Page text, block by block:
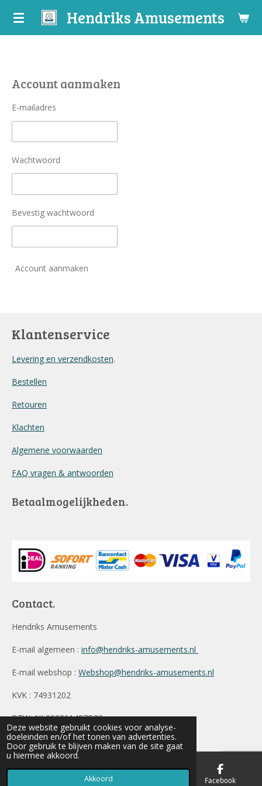
Deze website gebruikt cookies voor analyse-
doeleinden en/of het tonen van advertenties.
Door gebruik te blijven maken van de site gaat
u hiermee akkoord.
Akkoord
Ga
Hendriks Amusements
Account aanmaken
E-mailadres
Wachtwoord
Bevestig wachtwoord
Account aanmaken
Klantenservice
Levering en verzendkosten.
Bestellen
Retouren
Klachten
Algemene voorwaarden
FAQ vragen & antwoorden
Betaalmogelijkheden.
Contact.
Hendriks Amusements
E-mail algemeen : info@hendriks-amusements.nl
E-mail webshop : Webshop@hendriks-amusements.nl
KVK : 74931202
BTW: NL002211487B23
© 2019 - 2026 Hendriks Amusements
Telefoonnummer Facebook